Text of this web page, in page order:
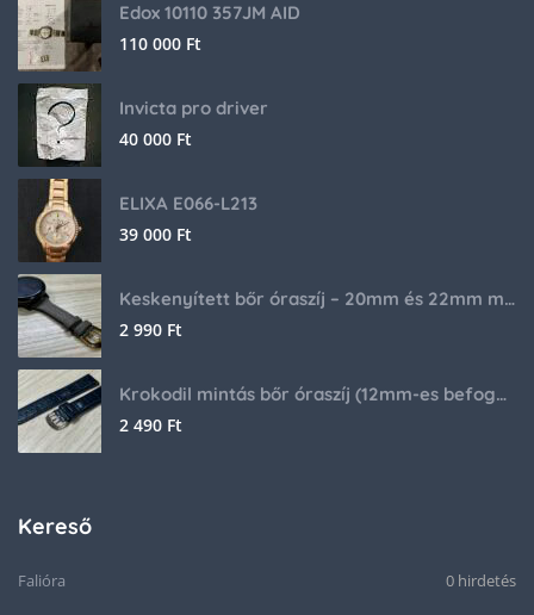
Edox 10110 357JM AID
110 000 Ft
Invicta pro driver
40 000 Ft
ELIXA E066-L213
39 000 Ft
Keskenyített bőr óraszíj – 20mm és 22mm méretben
2 990 Ft
Krokodil mintás bőr óraszíj (12mm-es befogóval rendelkező órához)
2 490 Ft
Kereső
Falióra 0 hirdetés